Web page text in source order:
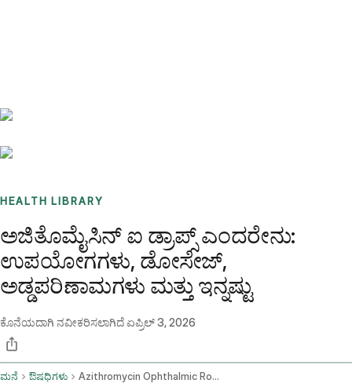
HEALTH LIBRARY
ಅಜಿತೊಮೈಸಿನ್ ಐ ಡ್ರಾಪ್ಸ್ ಎಂದರೇನು:
ಉಪಯೋಗಗಳು, ಡೋಸೇಜ್,
ಅಡ್ಡಪರಿಣಾಮಗಳು ಮತ್ತು ಇನ್ನಷ್ಟು
ಕೊನೆಯದಾಗಿ ನವೀಕರಿಸಲಾಗಿದೆಏಪ್ರಿಲ್ 3, 2026
ಮನೆ ಔಷಧಿಗಳು Azithromycin Ophthalmic Route